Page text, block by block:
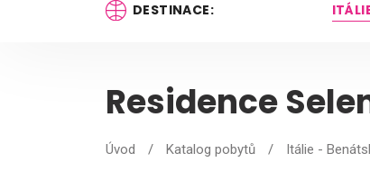
DESTINACE:
Residence
Úvod / Katalog pobytů / Itálie -